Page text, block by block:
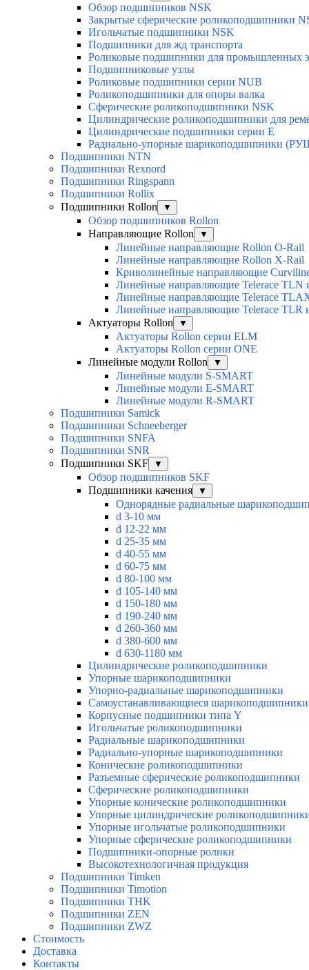
Обзор подшипников NSK
Закрытые сферические роликоподшипники
Игольчатые подшипники NSK
Подшипники для жд транспорта
Роликовые подшипники для промышленных
Подшипниковые узлы
Роликовые подшипники серии NUB
Роликоподшипники для опоры валка
Сферические роликоподшипники NSK
Цилиндрические роликоподшипники для
Цилиндрические подшипники серии E
Радиально-упорные шарикоподшипники
Подшипники NTN
Подшипники Rexnord
Подшипники Ringspann
Подшипники Rollix
Подшипники Rollon
▼
Обзор подшипников Rollon
Направляющие Rollon
▼
Линейные направляющие Rollon O-Rail
Линейные направляющие Rollon X-Rail
Криволинейные направляющие
Линейные направляющие Telerace TLN
Линейные направляющие Telerace
Линейные направляющие Telerace TLR
Актуаторы Rollon
▼
Актуаторы Rollon серии ELM
Актуаторы Rollon серии ONE
Линейные модули Rollon
▼
Линейные модули S-SMART
Линейные модули E-SMART
Линейные модули R-SMART
Подшипники Samick
Подшипники Schneeberger
Подшипники SNFA
Подшипники SNR
Подшипники SKF
▼
Обзор подшипников SKF
Подшипники качения
▼
Однорядные радиальные
d 3-10 мм
d 12-22 мм
d 25-35 мм
d 40-55 мм
d 60-75 мм
d 80-100 мм
d 105-140 мм
d 150-180 мм
d 190-240 мм
d 260-360 мм
d 380-600 мм
d 630-1180 мм
Цилиндрические роликоподшипники
Упорные шарикоподшипники
Упорно-радиальные шарикоподшипники
Самоустанавливающиеся шарикоподшипники
Корпусные подшипники типа Y
Игольчатые роликоподшипники
Радиальные шарикоподшипники
Радиально-упорные шарикоподшипники
Конические роликоподшипники
Разъемные сферические роликоподшипники
Сферические роликоподшипники
Упорные конические роликоподшипники
Упорные цилиндрические
Упорные игольчатые роликоподшипники
Упорные сферические роликоподшипники
Подшипники-опорные ролики
Высокотехнологичная продукция
Подшипники Timken
Подшипники Timotion
Подшипники THK
Подшипники ZEN
Подшипники ZWZ
Стоимость
Доставка
Контакты